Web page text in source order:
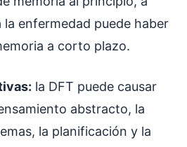
la enfermedad puede haber
a corto plazo.
la DFT puede causar
abstracto, la
la planificación y la